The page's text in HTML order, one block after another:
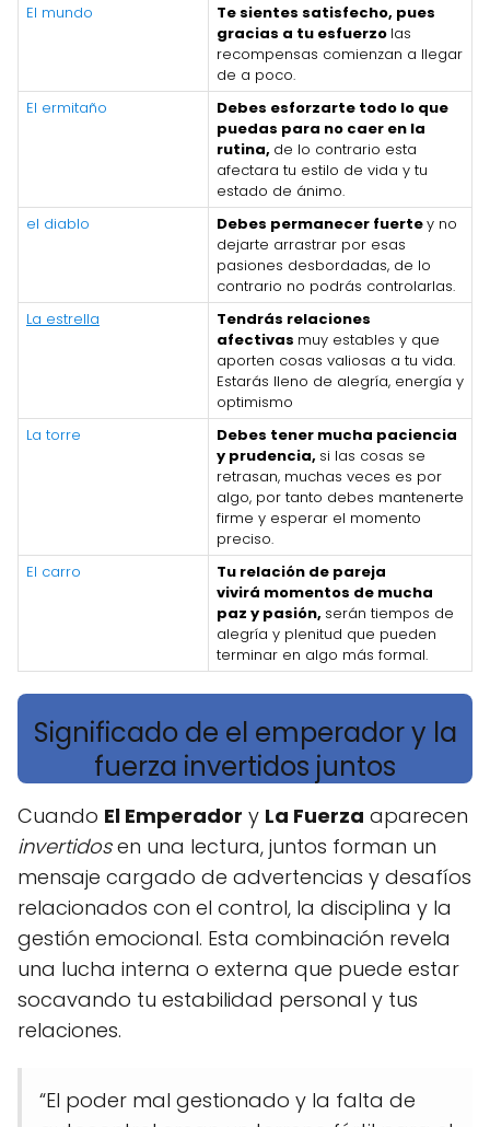
El mundo
Te sientes satisfecho, pues
gracias a tu esfuerzo las
recompensas comienzan a llegar
de a poco.
El ermitaño
Debes esforzarte todo lo que
puedas para no caer en la
rutina, de lo contrario esta
afectara tu estilo de vida y tu
estado de ánimo.
el diablo
Debes permanecer fuertey no
dejarte arrastrar por esas
pasiones desbordadas, de lo
contrario no podrás controlarlas.
La estrella
Tendrás relaciones
afectivas muy estables y que
aporten cosas valiosas a tu vida.
Estarás lleno de alegría, energía y
optimismo
La torre
Debes tener mucha paciencia
y prudencia, si las cosas se
retrasan, muchas veces es por
algo, por tanto debes mantenerte
firme y esperar el momento
preciso.
El carro
Tu relación de pareja
vivirá momentos de mucha
paz y pasión, serán tiempos de
alegría y plenitud que pueden
terminar en algo más formal.
Significado de el emperador y la
fuerza invertidos juntos
Cuando El Emperador y La Fuerza aparecen
invertidosen una lectura, juntos forman un
mensaje cargado de advertencias y desafíos
relacionados con el control, la disciplina y la
gestión emocional. Esta combinación revela
una lucha interna o externa que puede estar
socavando tu estabilidad personal y tus
relaciones.
“El poder mal gestionado y la falta de